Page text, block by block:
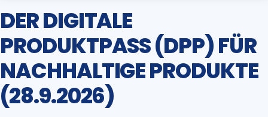
DER DIGITALE
PRODUKTPASS (DPP) FÜR
NACHHALTIGE PRODUKTE
(28.9.2026)